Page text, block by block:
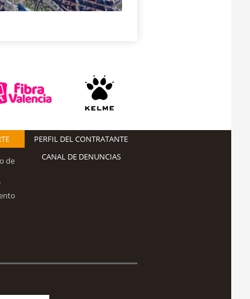
de
PERFIL DEL CONTRATANTE
CANAL DE DENUNCIAS